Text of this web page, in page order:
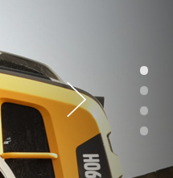
•
•
•
•